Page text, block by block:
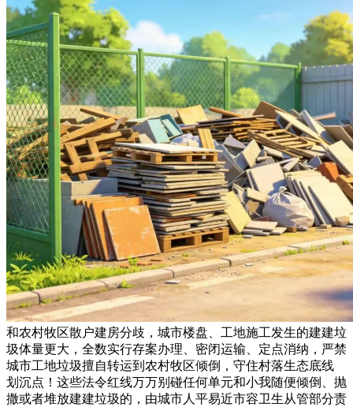
和农村牧区散户建房分歧，城市楼盘、工地施工发生的建建垃
圾体量更大，全数实行存案办理、密闭运输、定点消纳，严禁
城市工地垃圾擅自转运到农村牧区倾倒，守住村落生态底线
划沉点！这些法令红线万万别碰任何单元和小我随便倾倒、抛
撒或者堆放建建垃圾的，由城市人平易近市容卫生从管部分责